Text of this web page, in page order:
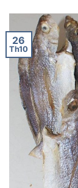
26
Th10